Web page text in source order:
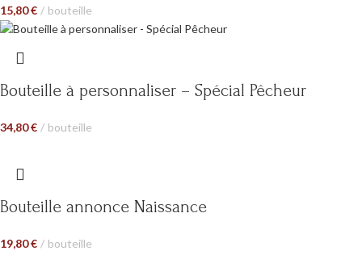
15,80€ bouteille
Bouteille à personnaliser – Spécial Pêcheur
34,80€ bouteille
Bouteille annonce Naissance
19,80€ bouteille